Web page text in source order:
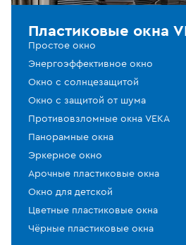
Пластиковые окна
Простое окно
Энергоэффективное окно
Окно с солнцезащитой
Окно с защитой от шума
Противовзломные окна VEKA
Панорамные окна
Эркерное окно
Арочные пластиковые окна
Окно для детской
Цветные пластиковые окна
Чёрные пластиковые окна